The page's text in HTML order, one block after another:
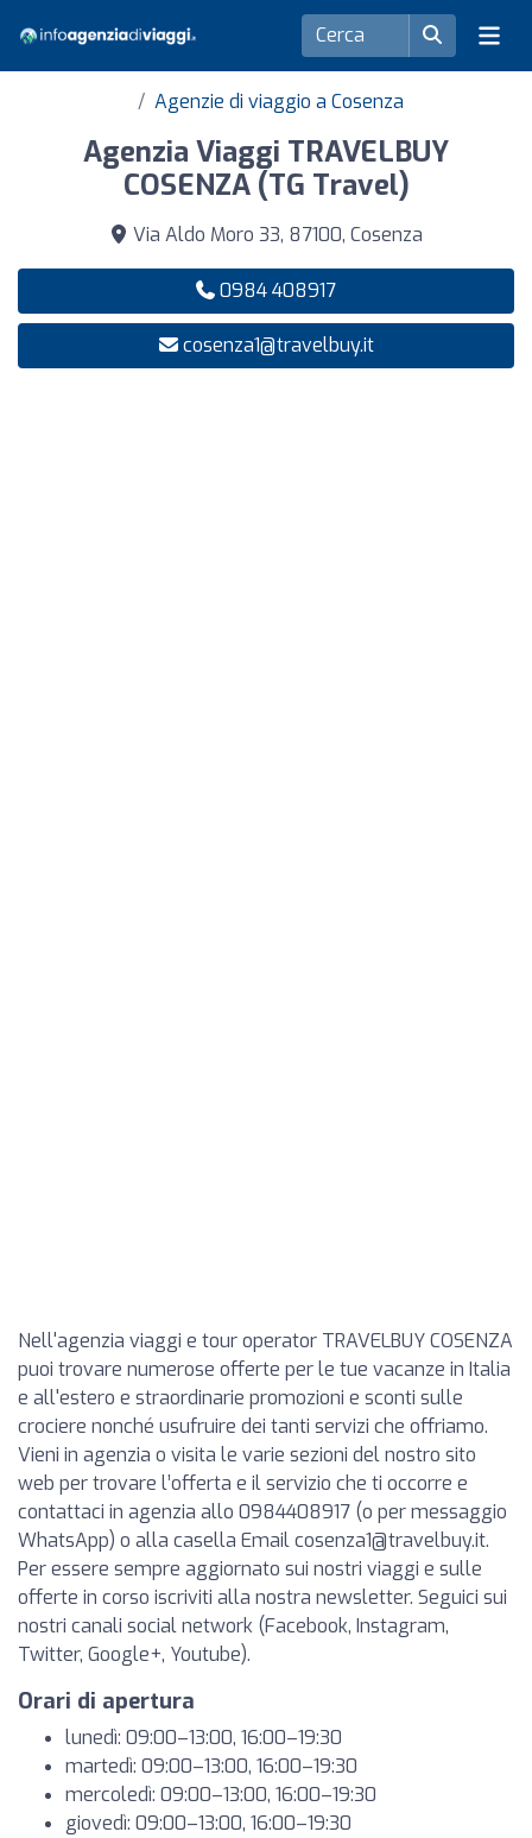
Agenzie di viaggio a Cosenza
Agenzia Viaggi TRAVELBUY
COSENZA (TG Travel)
Via Aldo Moro 33, 87100, Cosenza
0984 408917
cosenza1@travelbuy.it
Nell'agenzia viaggi e tour operator TRAVELBUY COSENZA
puoi trovare numerose offerte per le tue vacanze in Italia
e all'estero e straordinarie promozioni e sconti sulle
crociere nonché usufruire dei tanti servizi che offriamo.
Vieni in agenzia o visita le varie sezioni del nostro sito
web per trovare l’offerta e il servizio che ti occorre e
contattaci in agenzia allo 0984408917 (o per messaggio
WhatsApp) o alla casella Emailcosenza1@travelbuy.it.
Per essere sempre aggiornato sui nostri viaggi e sulle
offerte in corso iscriviti alla nostra newsletter. Seguici sui
nostri canali social network (Facebook, Instagram,
Twitter, Google+, Youtube).
Orari di apertura
lunedì: 09:00–13:00, 16:00–19:30
martedì: 09:00–13:00, 16:00–19:30
mercoledì: 09:00–13:00, 16:00–19:30
giovedì: 09:00–13:00, 16:00–19:30